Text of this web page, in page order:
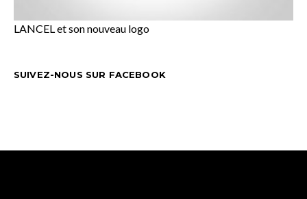
LANCEL et son nouveau logo
SUIVEZ-NOUS SUR FACEBOOK